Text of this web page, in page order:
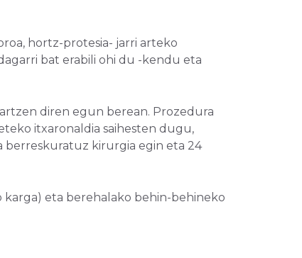
hortz-protesia- jarri arteko
bat erabili ohi du -kendu eta
diren egun berean. Prozedura
itxaronaldia saihesten dugu,
berreskuratuz kirurgia egin eta 24
eta berehalako behin-behineko